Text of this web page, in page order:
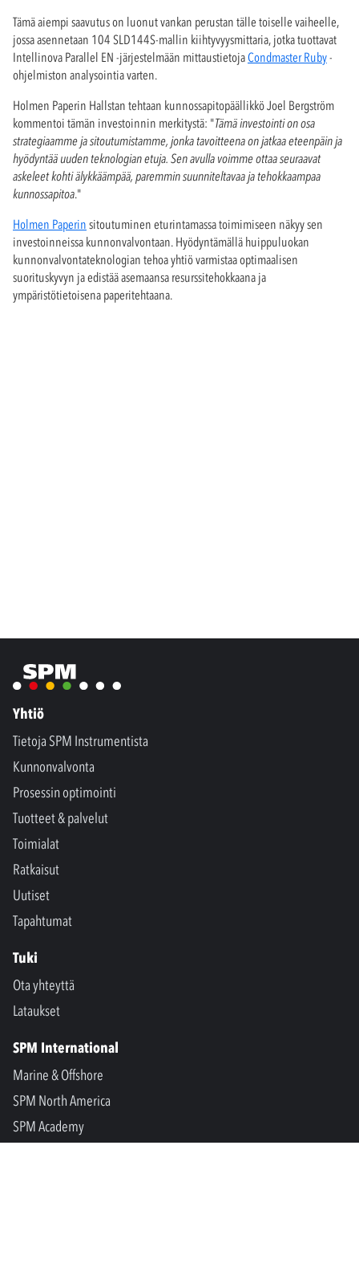
Tämä aiempi saavutus on luonut vankan perustan tälle toiselle vaiheelle,
jossa asennetaan 104 SLD144S-mallin kiihtyvyysmittaria, jotka tuottavat
Intellinova Parallel EN -järjestelmään mittaustietojaCondmaster Ruby-
ohjelmiston analysointia varten.
Holmen Paperin Hallstan tehtaan kunnossapitopäällikkö Joel Bergström
kommentoi tämän investoinnin merkitystä: "Tämä investointi on osa
strategiaamme ja sitoutumistamme, jonka tavoitteena on jatkaa eteenpäin ja
hyödyntää uuden teknologian etuja. Sen avulla voimme ottaa seuraavat
askeleet kohti älykkäämpää, paremmin suunniteltavaa ja tehokkaampaa
kunnossapitoa."
Holmen Paperin sitoutuminen eturintamassa toimimiseen näkyy sen
investoinneissa kunnonvalvontaan. Hyödyntämällä huippuluokan
kunnonvalvontateknologian tehoa yhtiö varmistaa optimaalisen
suorituskyvyn ja edistää asemaansa resurssitehokkaana ja
ympäristötietoisena paperitehtaana.
Yhtiö
Tietoja SPM Instrumentista
Kunnonvalvonta
Prosessin optimointi
Tuotteet & palvelut
Toimialat
Ratkaisut
Uutiset
Tapahtumat
Tuki
Ota yhteyttä
Lataukset
SPM International
Marine & Offshore
SPM North America
SPM Academy